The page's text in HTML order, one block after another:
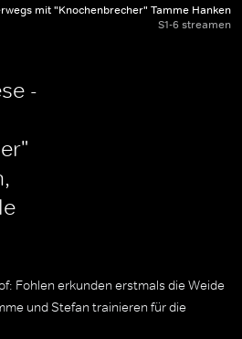
mit "Knochenbrecher" Tamme Hanken
S1-6 streamen
-
Fohlen erkunden erstmals die Weide
und Stefan trainieren für die